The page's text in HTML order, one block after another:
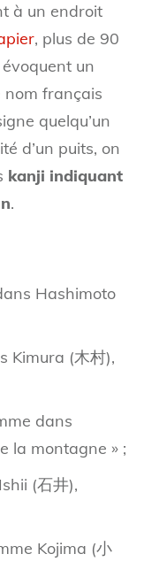
à un endroit
, plus de 90
un
nom français
quelqu’un
d’un puits, on
kanji indiquant
.
Hashimoto
Kimura (木村),
dans
la montagne » ;
(石井),
Kojima (小